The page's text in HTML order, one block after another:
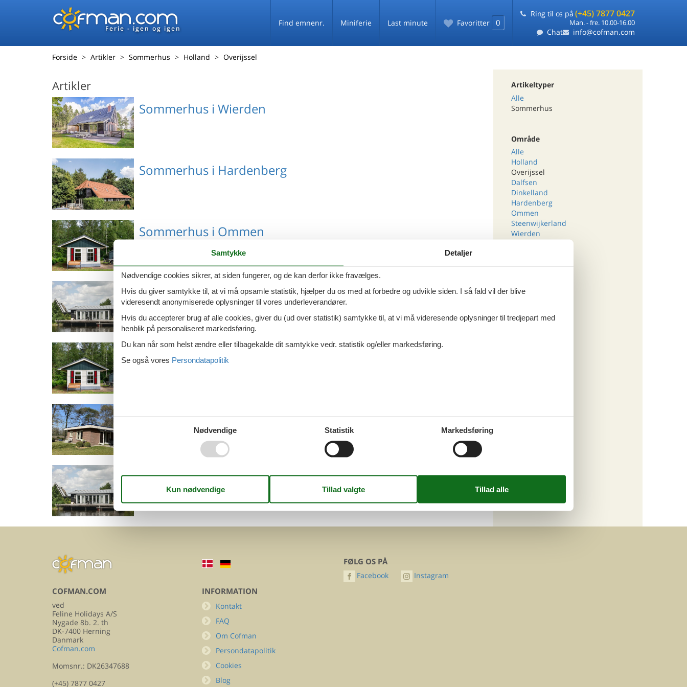
Ferie - igen og igen
Find emnenr. Miniferie Last minute Favoritter 0
Ring til os på (+45) 7877 0427
Man. - fre. 10.00-16.00
Chat info@cofman.com
Forside Artikler Sommerhus Holland Overijssel
Artikler
Sommerhus i Wierden
Emne nr.: 141-HOV092 Sommerhus i Hardenberg
Emne nr.: 141-HOV044 Sommerhus i Ommen
Emne nr.: 314-
NL7720.100.2
Sommerhus i Steenwijkerland
Emne nr.: 141-HOV230 Sommerhus i Dalfsen
Emne nr.: 314-
NL7720.100.2
Sommerhus i Dinkelland
Emne nr.: 363-NL-7667-
12
Sommerhus i Overijssel
Artikeltyper
Alle
Sommerhus
Område
Alle
Holland
Overijssel
Dalfsen
Dinkelland
Hardenberg
Ommen
Steenwijkerland
Wierden
Tema
Alle
COFMAN.COM
ved
Feline Holidays A/S
Nygade 8b. 2. th
DK-7400 Herning
Danmark
Cofman.com
Momsnr.: DK26347688
(+45) 7877 0427
INFORMATION
Kontakt
FAQ
Om Cofman
Persondatapolitik
Cookies
Blog
FØLG OS PÅ
Facebook Instagram
Samtykke Detaljer
Nødvendige cookies sikrer, at siden fungerer, og de kan derfor ikke fravælges.
Hvis du giver samtykke til, at vi må opsamle statistik, hjælper du os med at forbedre og udvikle siden. I så fald vil der blive
videresendt anonymiserede oplysninger til vores underleverandører.
Hvis du accepterer brug af alle cookies, giver du (ud over statistik) samtykke til, at vi må videresende oplysninger til tredjepart med
henblik på personaliseret markedsføring.
Du kan når som helst ændre eller tilbagekalde dit samtykke vedr. statistik og/eller markedsføring.
Se også vores Persondatapolitik
Nødvendige Statistik Markedsføring